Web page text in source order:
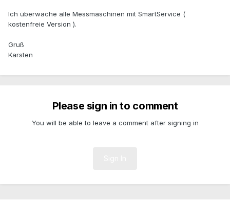
Ich überwache alle Messmaschinen mit SmartService (
kostenfreie Version ).
Gruß
Karsten
Please sign in to comment
You will be able to leave a comment after signing in